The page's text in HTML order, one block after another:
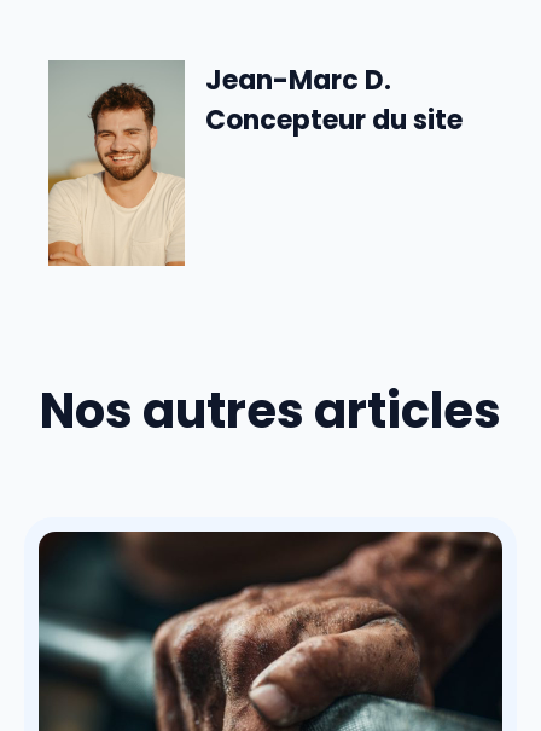
Jean-Marc D.
Concepteur du site
Nos autres articles